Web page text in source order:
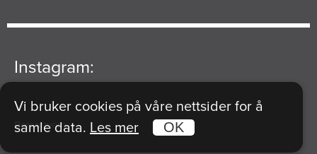
Instagram:
Personvern
Vi bruker cookies på våre nettsider for å
samle data. Les mer OK